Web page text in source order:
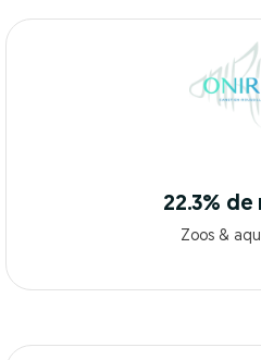
22.3% de
Zoos &